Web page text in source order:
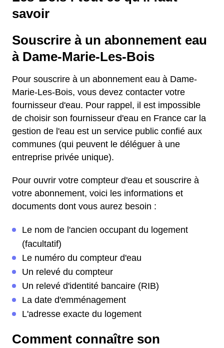
savoir
Souscrire à un abonnement eau
à Dame-Marie-Les-Bois
Pour souscrire à un abonnement eau à Dame-
Marie-Les-Bois, vous devez contacter votre
fournisseur d'eau. Pour rappel, il est impossible
de choisir son fournisseur d'eau en France car la
gestion de l'eau est un service public confié aux
communes (qui peuvent le déléguer à une
entreprise privée unique).
Pour ouvrir votre compteur d'eau et souscrire à
votre abonnement, voici les informations et
documents dont vous aurez besoin :
Le nom de l'ancien occupant du logement
(facultatif)
Le numéro du compteur d'eau
Un relevé du compteur
Un relevé d'identité bancaire (RIB)
La date d'emménagement
L'adresse exacte du logement
Comment connaître son